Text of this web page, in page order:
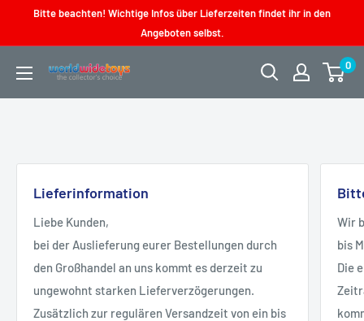
Bitte beachten! Wichtige Infos über Lieferzeiten findet ihr in den
Angeboten selbst.
worldwidetoys
0
Lieferinformation
Liebe Kunden,
bei der Auslieferung eurer Bestellungen durch
den Großhandel an uns kommt es derzeit zu
ungewohnt starken Lieferverzögerungen.
Zusätzlich zur regulären Versandzeit von ein bis
Wir
bis
Die